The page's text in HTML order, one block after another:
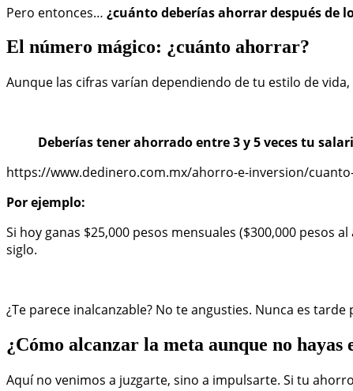
Pero entonces… ¿cuánto deberías ahorrar después de
El número mágico: ¿cuánto ahorrar?
Aunque las cifras varían dependiendo de tu estilo de
Deberías tener ahorrado entre 3 y 5 veces tu
https://www.dedinero.com.mx/ahorro-e-inversion/
Por ejemplo:
Si hoy ganas $25,000 pesos mensuales ($300,000 pesos
siglo.
¿Te parece inalcanzable? No te angusties. Nunca es
¿Cómo alcanzar la meta aunque no hayas
Aquí no venimos a juzgarte, sino a impulsarte. Si tu